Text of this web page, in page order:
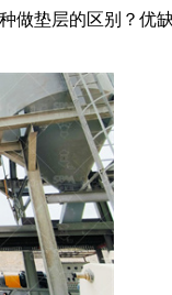
做垫层的区别？优